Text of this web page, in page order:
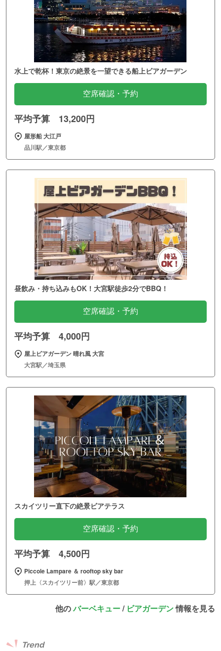
水上で乾杯！東京の絶景を一望できる船上ビアガーデン
空席確認・予約
平均予算 13,200円
屋形船 大江戸
品川駅／東京都
昼飲み・持ち込みもOK！大宮駅徒歩2分でBBQ！
空席確認・予約
平均予算 4,000円
屋上ビアガーデン 晴れ風 大宮
大宮駅／埼玉県
スカイツリー直下の絶景ビアテラス
空席確認・予約
平均予算 4,500円
Piccole Lampare ＆ rooftop sky bar
押上〈スカイツリー前〉駅／東京都
他のバーベキュー/ ビアガーデン情報を見る
Trend